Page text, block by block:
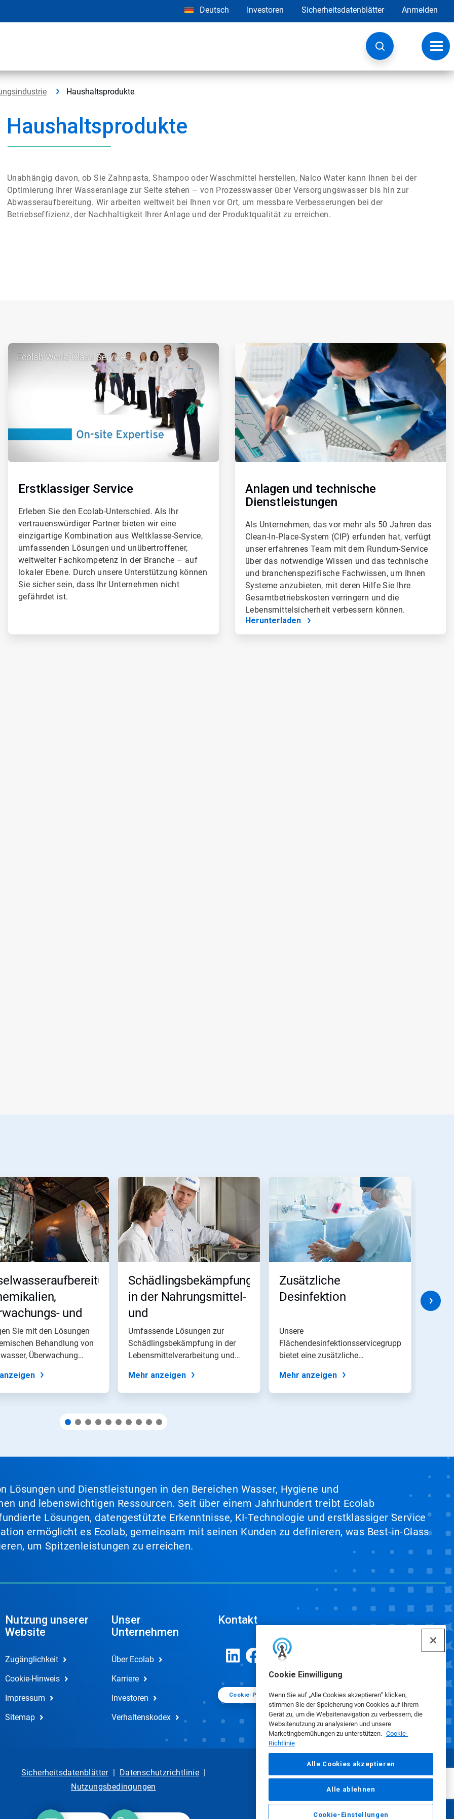
Cookie Einwilligung
Wenn Sie auf „Alle Cookies akzeptieren“ klicken,
stimmen Sie der Speicherung von Cookies auf Ihrem
Gerät zu, um die Websitenavigation zu verbessern, die
Websitenutzung zu analysieren und unsere
Marketingbemühungen zu unterstützen. Cookie-
Richtlinie
Alle Cookies akzeptieren
Alle ablehnen
Cookie-Einstellungen
Deutsch Investoren Sicherheitsdatenblätter Anmelden
Haushaltsprodukte
Haushaltsprodukte
Unabhängig davon, ob Sie Zahnpasta, Shampoo oder Waschmittel herstellen, Nalco Water kann Ihnen bei der
Optimierung Ihrer Wasseranlage zur Seite stehen – von Prozesswasser über Versorgungswasser bis hin zur
Abwasseraufbereitung. Wir arbeiten weltweit bei Ihnen vor Ort, um messbare Verbesserungen bei der
Betriebseffizienz, der Nachhaltigkeit Ihrer Anlage und der Produktqualität zu erreichen.
ArticleTile
Ecolab World-Class Service
Erstklassiger Service
Erleben Sie den Ecolab-Unterschied. Als Ihr
vertrauenswürdiger Partner bieten wir eine
einzigartige Kombination aus Weltklasse-Service,
umfassenden Lösungen und unübertroffener,
weltweiter Fachkompetenz in der Branche – auf
lokaler Ebene. Durch unsere Unterstützung können
Sie sicher sein, dass Ihr Unternehmen nicht
gefährdet ist.
ArticleTile
von
2
Anlagen und technische
Dienstleistungen
Als Unternehmen, das vor mehr als 50 Jahren das
Clean-In-Place-System (CIP) erfunden hat, verfügt
unser erfahrenes Team mit dem Rundum-Service
über das notwendige Wissen und das technische
und branchenspezifische Fachwissen, um Ihnen
Systeme anzubieten, mit deren Hilfe Sie Ihre
Gesamtbetriebskosten verringern und die
Lebensmittelsicherheit verbessern können.
Herunterladen
und
Sie mit den Lösungen
Behandlung von
Überwachung
Schädlingsbekämpfung
in der Nahrungsmittel-
und
Getränkeverarbeitung
Umfassende Lösungen zur
Schädlingsbekämpfung in der
Lebensmittelverarbeitung und
Mehr anzeigen
Zusätzliche
Desinfektion
Unsere
Flächendesinfektionsservicegruppe
bietet eine zusätzliche
Trinkwasserprog...
Mehr anzeigen
und Dienstleistungen in den Bereichen Wasser, Hygiene und
und lebenswichtigen Ressourcen. Seit über einem Jahrhundert treibt Ecolab
Lösungen, datengestützte Erkenntnisse, KI-Technologie und erstklassiger Service
ermöglicht es Ecolab, gemeinsam mit seinen Kunden zu definieren, was Best-in-Class
um Spitzenleistungen zu erreichen.
Nutzung unserer
Website
Zugänglichkeit
Cookie-Hinweis
Impressum
Sitemap
Unser
Unternehmen
Über Ecolab
Karriere
Investoren
Verhaltenskodex
Kontakt
Cookie-Präferenzen
Sicherheitsdatenblätter| Datenschutzrichtlinie |
Nutzungsbedingungen